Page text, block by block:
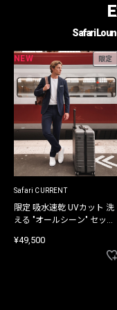
Safari
NEW 限定
Safari CURRENT
限定 吸水速乾 UVカット 洗
える "オールシーン" セット
¥49,500